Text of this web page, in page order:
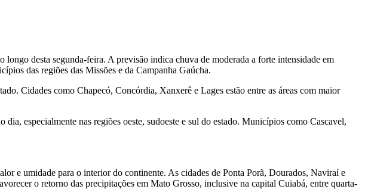
longo desta segunda-feira. A previsão indica chuva de moderada a forte intensidade em
das regiões das Missões e da Campanha Gaúcha.
Cidades como Chapecó, Concórdia, Xanxerê e Lages estão entre as áreas com maior
especialmente nas regiões oeste, sudoeste e sul do estado. Municípios como Cascavel,
e umidade para o interior do continente. As cidades de Ponta Porã, Dourados, Naviraí e
o retorno das precipitações em Mato Grosso, inclusive na capital Cuiabá, entre quarta-